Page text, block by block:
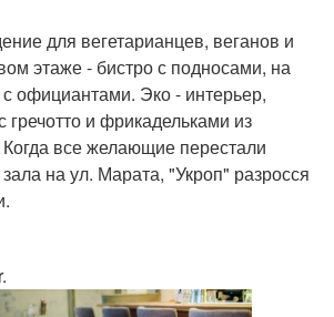
для вегетарианцев, веганов и
этаже - бистро с подносами, на
официантами. Эко - интерьер,
и фрикадельками из
Когда все желающие перестали
на ул. Марата, "Укроп" разросся